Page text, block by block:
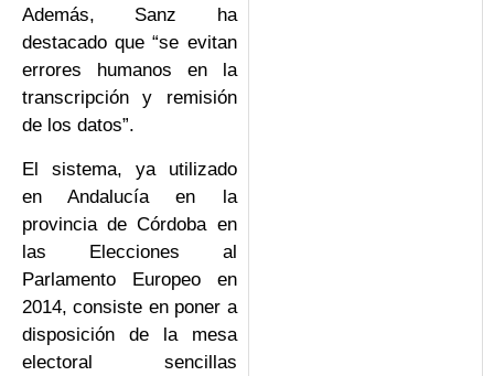
Además, Sanz ha
destacado que “se evitan
errores humanos en la
transcripción y remisión
de los datos”.
El sistema, ya utilizado
en Andalucía en la
provincia de Córdoba en
las Elecciones al
Parlamento Europeo en
2014, consiste en poner a
disposición de la mesa
electoral sencillas